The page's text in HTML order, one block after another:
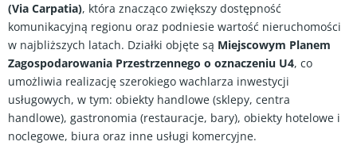
(Via Carpatia), która znacząco zwiększy dostępność
komunikacyjną regionu oraz podniesie wartość nieruchomości
w najbliższych latach. Działki objęte są Miejscowym Planem
Zagospodarowania Przestrzennego o oznaczeniu U4, co
umożliwia realizację szerokiego wachlarza inwestycji
usługowych, w tym: obiekty handlowe (sklepy, centra
handlowe), gastronomia (restauracje, bary), obiekty hotelowe i
noclegowe, biura oraz inne usługi komercyjne.